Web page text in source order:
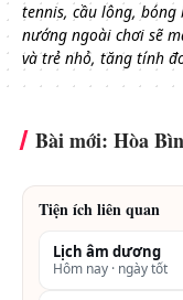
tennis, cầu lông,
nướng ngoài chơi sẽ
và trẻ nhỏ, tăng tính
Bài mới: Hòa
Tiện ích liên quan
Lịch âm dương
Hôm nay · ngày tốt